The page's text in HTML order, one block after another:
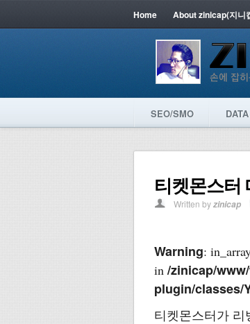
Home About zinicap(지니
SEO/SMO
티켓몬스터
Written byzinicap
Warning:
in /zinicap/
plugin/classes/
티켓몬스터가